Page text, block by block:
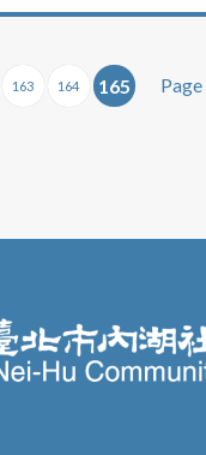
163 164 165